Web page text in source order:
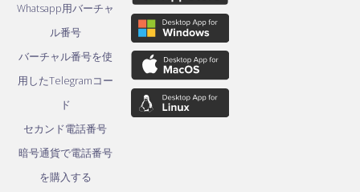
Whatsapp用バーチャ
ル番号
バーチャル番号を使
用したTelegramコー
ド
セカンド電話番号
暗号通貨で電話番号
を購入する